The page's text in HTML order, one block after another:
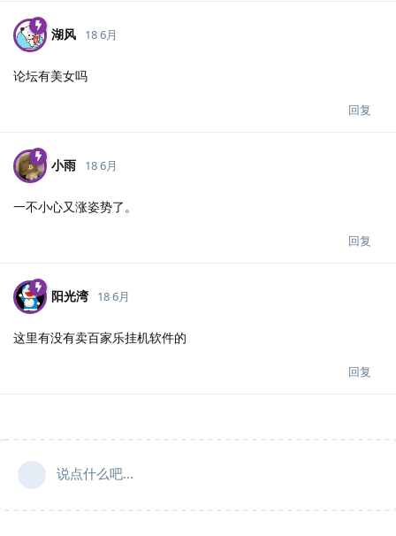
湖风 18 6月
论坛有美女吗
回复
小雨 18 6月
一不小心又涨姿势了。
回复
阳光湾 18 6月
这里有没有卖百家乐挂机软件的
回复
说点什么吧...